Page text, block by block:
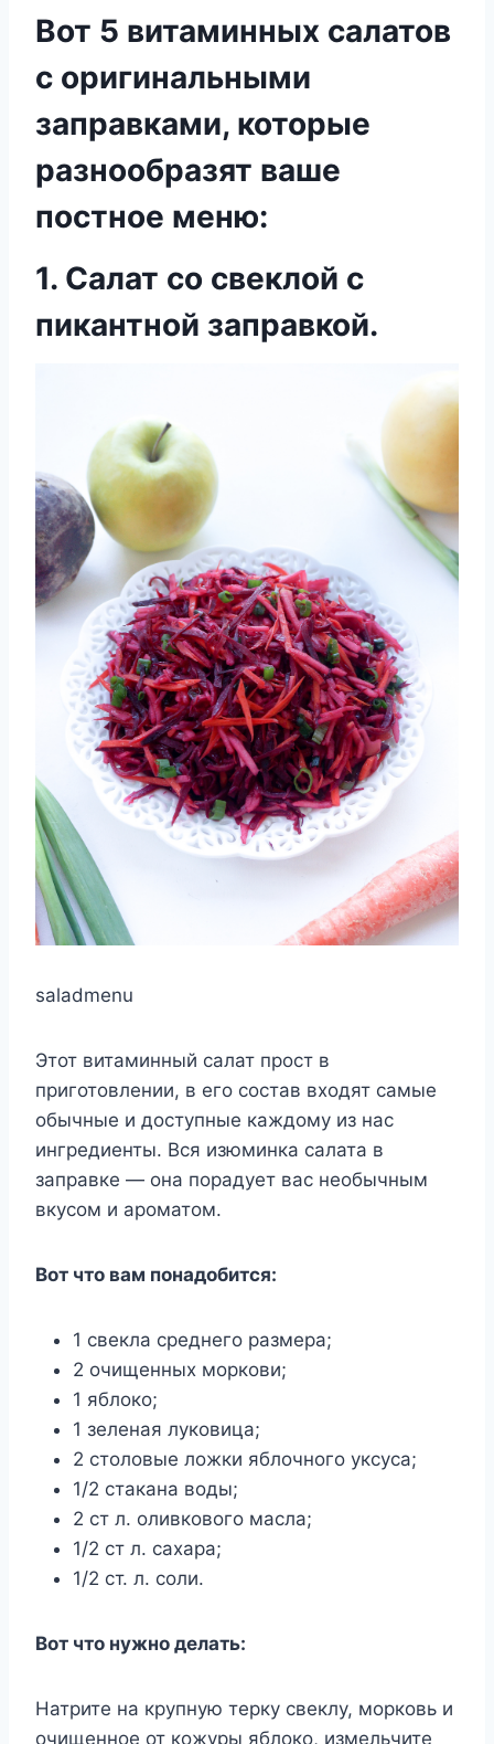
Вот 5 витаминных салатов
с оригинальными
заправками, которые
разнообразят ваше
постное меню:
1. Салат со свеклой с
пикантной заправкой.
saladmenu
Этот витаминный салат прост в
приготовлении, в его состав входят самые
обычные и доступные каждому из нас
ингредиенты. Вся изюминка салата в
заправке — она порадует вас необычным
вкусом и ароматом.
Вот что вам понадобится:
1 свекла среднего размера;
2 очищенных моркови;
1 яблоко;
1 зеленая луковица;
2 столовые ложки яблочного уксуса;
1/2 стакана воды;
2 ст л. оливкового масла;
1/2 ст л. сахара;
1/2 ст. л. соли.
Вот что нужно делать:
Натрите на крупную терку свеклу, морковь и
очищенное от кожуры яблоко, измельчите